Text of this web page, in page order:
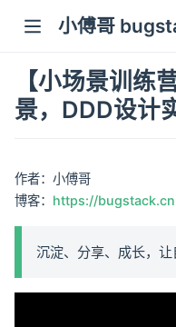
小傅哥
【小场景训练
景，DDD设计
作者：小傅哥
博客： https://bugstack.cn
沉淀、分享、成长，